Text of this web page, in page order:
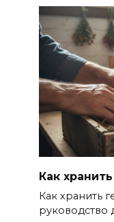
Как
Как хранить
руководство